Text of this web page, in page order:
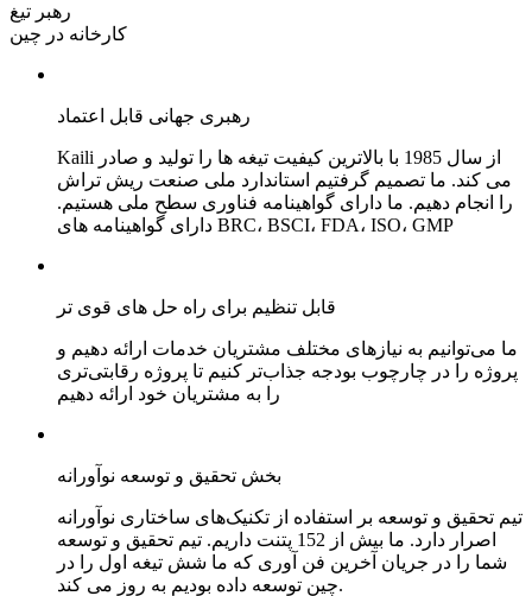
رهبر تیغ
کارخانه در چین
رهبری جهانی قابل اعتماد
Kaili از سال 1985 با بالاترین کیفیت تیغه ها را تولید و صادر
می کند. ما تصمیم گرفتیم استاندارد ملی صنعت ریش تراش
را انجام دهیم. ما دارای گواهینامه فناوری سطح ملی هستیم.
دارای گواهینامه های BRC، BSCI، FDA، ISO، GMP
قابل تنظیم برای راه حل های قوی تر
ما می‌توانیم به نیازهای مختلف مشتریان خدمات ارائه دهیم و
پروژه را در چارچوب بودجه جذاب‌تر کنیم تا پروژه رقابتی‌تری
را به مشتریان خود ارائه دهیم
بخش تحقیق و توسعه نوآورانه
تیم تحقیق و توسعه بر استفاده از تکنیک‌های ساختاری نوآورانه
اصرار دارد. ما بیش از 152 پتنت داریم. تیم تحقیق و توسعه
شما را در جریان آخرین فن آوری که ما شش تیغه اول را در
چین توسعه داده بودیم به روز می کند.